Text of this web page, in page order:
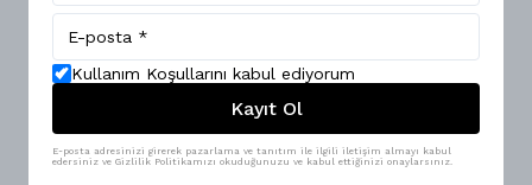
Ürün Açıklaması
Modern sokak stilini konforla buluşturan bu özel üretim t-
shirt, güçlü detaylarıyla öne çıkıyor.; Yan çizgi tasarımı ve
dikkat çekici arka baskısı sayesinde basic görünümün çok
ötesine geçerken, oversize kesimiyle rahat ve trend bir
duruş sunar.; Bisiklet yaka formu günlük kullanımda
zamansız bir stil yaratırken, modal kumaşın yumuşak
dokusu gün boyu maksimum konfor sağlar.; • Oversize
Kullanım Koşullarını kabul ediyorum
Kayıt Ol
E-posta adresinizi girerek pazarlama ve tanıtım ile ilgili iletişim almayı kabul
edersiniz ve Gizlilik Politikamızı okuduğunuzu ve kabul ettiğinizi onaylarsınız.